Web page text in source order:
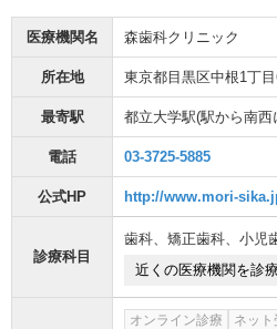
医療機関名 森歯科クリニック
所在地 東京都目黒区中根1丁
最寄駅 都立大学駅(駅から南西
電話 03-3725-5885
公式HP http://www.mori-
診療科目
歯科、 矯正歯科、 小児
近くの医療機関を診
オンライン診療 ネット